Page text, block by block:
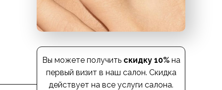
Вы можете получить скидку 10%на
первый визит в наш салон. Скидка
действует на все услуги салона.